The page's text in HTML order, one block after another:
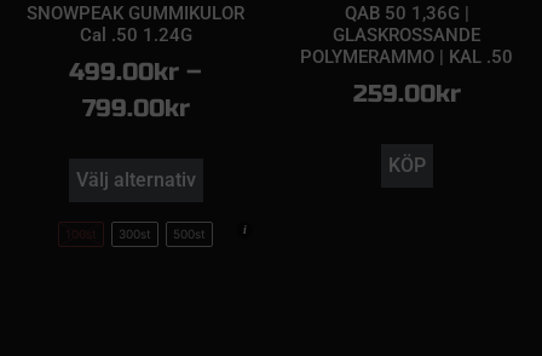
SNOWPEAK GUMMIKULOR
Cal .50 1.24G
499.00kr –
799.00kr
Välj alternativ
100st 300st 500st
QAB 50 1,36G |
GLASKROSSANDE
POLYMERAMMO | KAL .50
259.00kr
KÖP